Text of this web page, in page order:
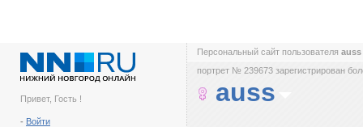
Привет, Гость !
- Войти
Персональный сайт пользователя auss
портрет № 239673 зарегистрирован
auss